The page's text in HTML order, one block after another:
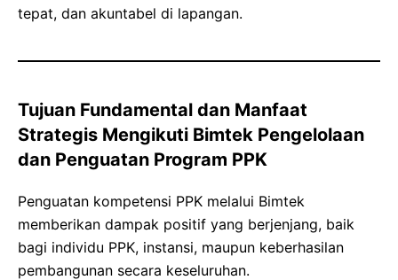
tepat, dan akuntabel di lapangan.
Tujuan Fundamental dan Manfaat
Strategis Mengikuti Bimtek Pengelolaan
dan Penguatan Program PPK
Penguatan kompetensi PPK melalui Bimtek
memberikan dampak positif yang berjenjang, baik
bagi individu PPK, instansi, maupun keberhasilan
pembangunan secara keseluruhan.